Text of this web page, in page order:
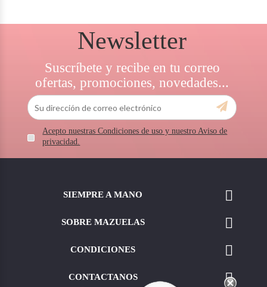
Newsletter
Suscríbete y recibe en tu correo
ofertas, promociones, novedades...
Acepto nuestras Condiciones de uso y nuestro Aviso de
privacidad.
SIEMPRE A MANO 
SOBRE MAZUELAS 
CONDICIONES 
CONTACTANOS 